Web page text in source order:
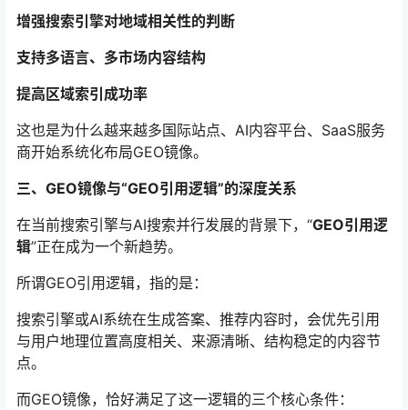
增强搜索引擎对地域相关性的判断
支持多语言、多市场内容结构
提高区域索引成功率
这也是为什么越来越多国际站点、AI内容平台、SaaS服务
商开始系统化布局GEO镜像。
三、GEO镜像与“GEO引用逻辑”的深度关系
在当前搜索引擎与AI搜索并行发展的背景下，“GEO引用逻
辑”正在成为一个新趋势。
所谓GEO引用逻辑，指的是：
搜索引擎或AI系统在生成答案、推荐内容时，会优先引用
与用户地理位置高度相关、来源清晰、结构稳定的内容节
点。
而GEO镜像，恰好满足了这一逻辑的三个核心条件：